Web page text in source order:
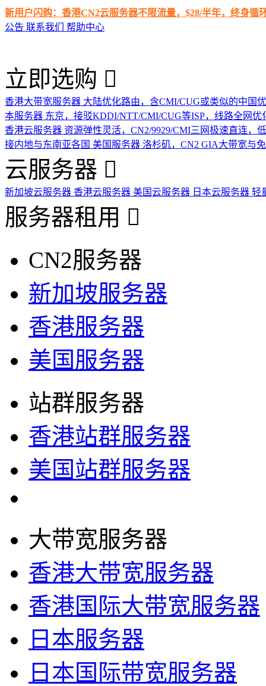
新用户闪购：香港CN2云服务器不限流量，$28/半年，终身循
公告 联系我们 帮助中心
立即选购
香港大带宽服务器 大陆优化路由，含CMI/CUG或类似的中国
本服务器 东京，接驳KDDI/NTT/CMI/CUG等ISP，线路全网优
香港云服务器 资源弹性灵活，CN2/9929/CMI三网极速直连，
接内地与东南亚各国 美国服务器 洛杉矶，CN2 GIA大带宽与
云服务器
新加坡云服务器 香港云服务器 美国云服务器 日本云服务器 轻
服务器租用
CN2服务器
新加坡服务器
香港服务器
美国服务器
站群服务器
香港站群服务器
美国站群服务器
大带宽服务器
香港大带宽服务器
香港国际大带宽服务器
日本服务器
日本国际带宽服务器